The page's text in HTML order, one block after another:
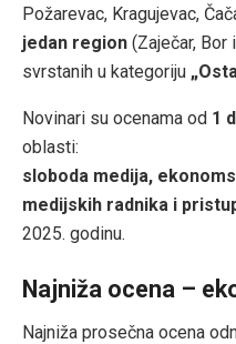
Požarevac, Kragujevac,
jedan region (Zaječar, Bor
svrstanih u kategoriju
Novinari su ocenama od 1
oblasti:
sloboda medija,
medijskih radnika i
2025. godinu.
Najniža ocena –
Najniža prosečna ocena